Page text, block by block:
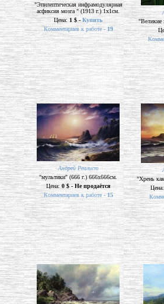
"Эпилептическая инфрамодулярная
асфиксия мозга " (1913 г.) 1х1см.
Цена:1 $ -Купить
Комментариев к работе - 19
"Великие
Андрей Реалист
"мультики" (666 г.) 666х666см.
Цена: 0 $ - Не продаётся
Комментариев к работе -15
"Хрень